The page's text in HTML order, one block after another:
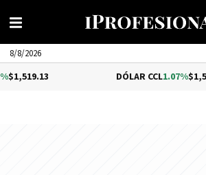
8/8/2026
1.07%$1,576.21